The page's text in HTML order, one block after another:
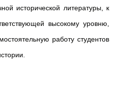
исторической литературы, к
высокому уровню,
работу студентов